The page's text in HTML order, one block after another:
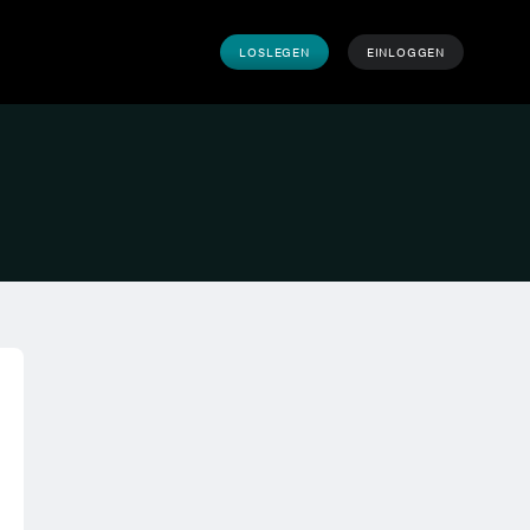
LOSLEGEN EINLOGGEN